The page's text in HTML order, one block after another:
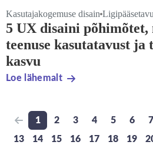
Kasutajakogemuse disain
5 UX disaini põhimõtet,
teenuse kasutatavust ja
kasvu
Loe lähemalt
Previous page
Go to page
1
Go to page
2
Go to page
3
Go to page
4
Go to
5
Go
6 7
13 14 15 16 17 18 19